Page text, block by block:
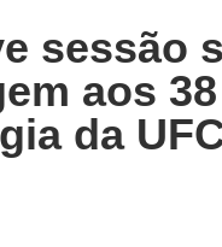
sessão
aos
da